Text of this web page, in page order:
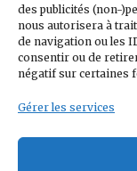
des publicités (non-
nous autorisera à
de navigation ou les
consentir ou de
négatif sur certaines
Gérer les services
UEFA ZIDANE
LIENS
REAL MADRID
CONDITIONS
POLITIQUE